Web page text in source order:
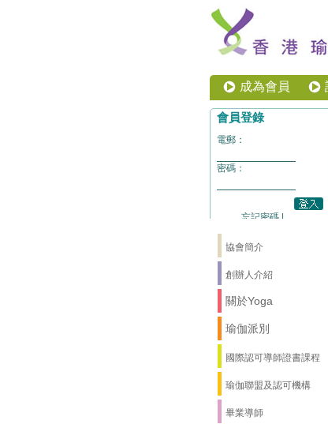
成為會員
協會簡介
創辦人介紹
關於Yoga
瑜伽派別
國際認可導師證書課程
瑜伽聯盟及認可機構
畢業導師